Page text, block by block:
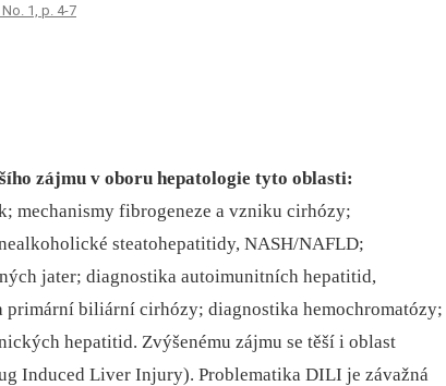
1, p. 4-7
zájmu v oboru hepatologie tyto oblasti:
mechanismy fibrogeneze a vzniku cirhózy;
steatohepatitidy, NASH/NAFLD;
jater; diagnostika autoimunitních hepatitid,
biliární cirhózy; diagnostika hemochromatózy;
hepatitid. Zvýšenému zájmu se těší i oblast
Induced Liver Injury). Problematika DILI je závažná